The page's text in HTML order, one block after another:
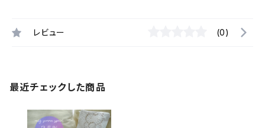
レビュー (0)
最近チェックした商品